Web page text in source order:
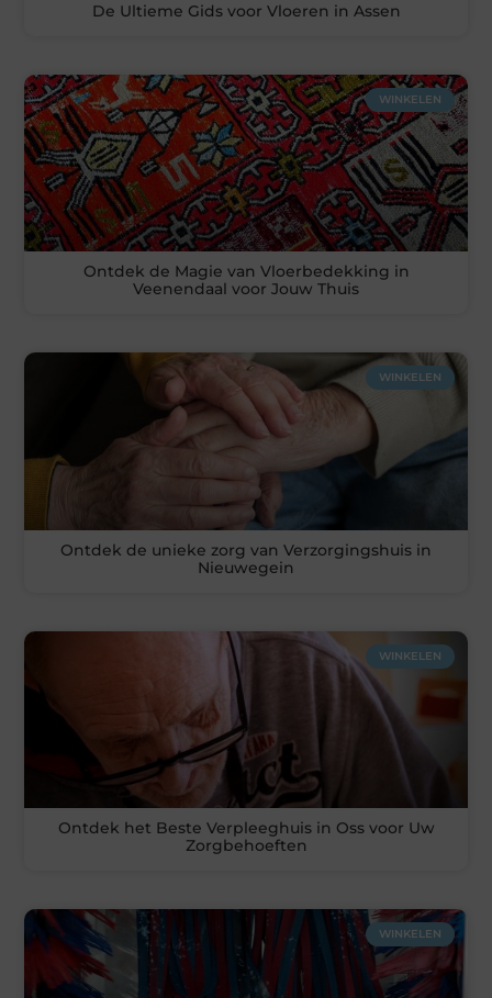
De Ultieme Gids voor Vloeren in Assen
WINKELEN
Ontdek de Magie van Vloerbedekking in
Veenendaal voor Jouw Thuis
WINKELEN
Ontdek de unieke zorg van Verzorgingshuis in
Nieuwegein
WINKELEN
Ontdek het Beste Verpleeghuis in Oss voor Uw
Zorgbehoeften
WINKELEN